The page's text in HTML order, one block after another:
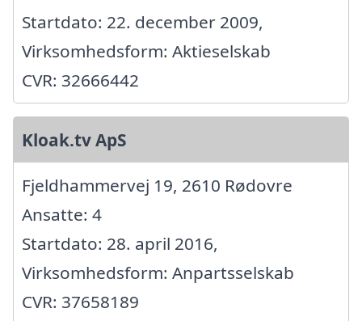
Startdato: 22. december 2009,
Virksomhedsform: Aktieselskab
CVR: 32666442
Kloak.tv ApS
Fjeldhammervej 19, 2610 Rødovre
Ansatte: 4
Startdato: 28. april 2016,
Virksomhedsform: Anpartsselskab
CVR: 37658189